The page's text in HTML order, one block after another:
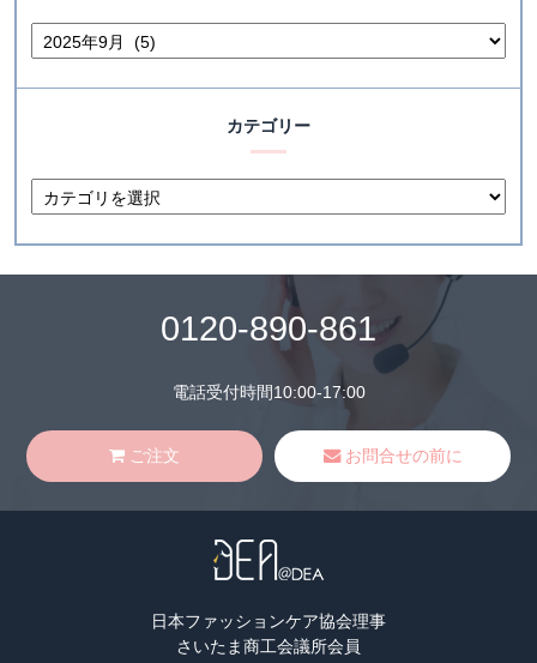
カテゴリー
0120-890-861
電話受付時間10:00-17:00
ご注文 お問合せの前に
日本ファッションケア協会理事
さいたま商工会議所会員